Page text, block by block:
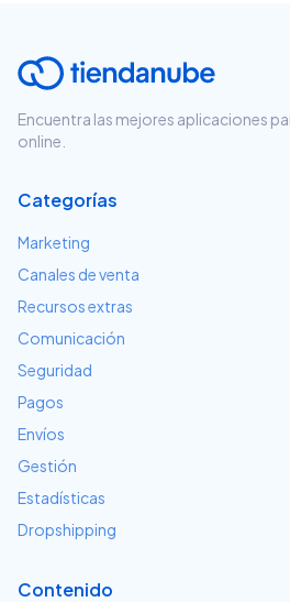
Encuentra las mejores aplicaciones
online.
Categorías
Marketing
Canales de venta
Recursos extras
Comunicación
Seguridad
Pagos
Envíos
Gestión
Estadísticas
Dropshipping
Contenido